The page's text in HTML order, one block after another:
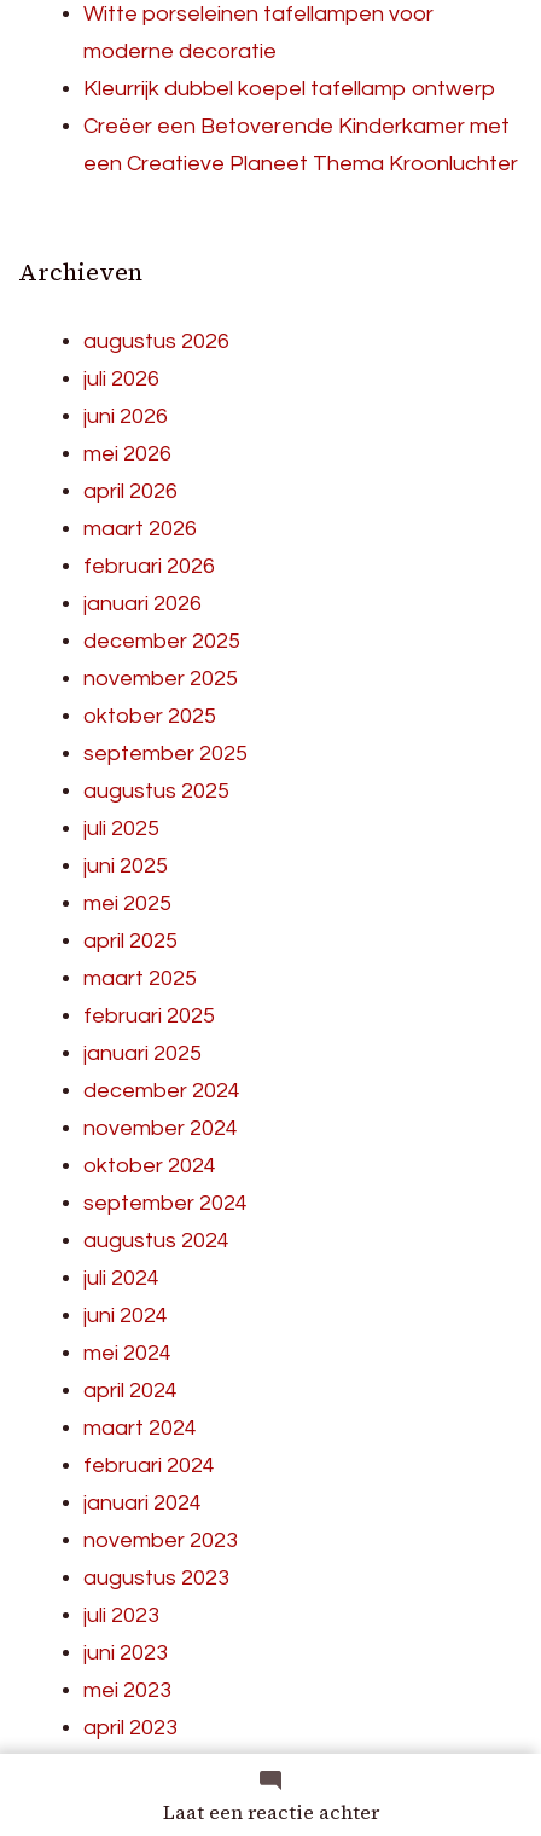
Laat een reactie achterop
Witte porseleinen tafellampen voor
moderne decoratie
Kleurrijk dubbel koepel tafellamp ontwerp
Creëer een Betoverende Kinderkamer met
een Creatieve Planeet Thema Kroonluchter
Archieven
augustus 2026
juli 2026
juni 2026
mei 2026
april 2026
maart 2026
februari 2026
januari 2026
december 2025
november 2025
oktober 2025
september 2025
augustus 2025
juli 2025
juni 2025
mei 2025
april 2025
maart 2025
februari 2025
januari 2025
december 2024
november 2024
oktober 2024
september 2024
augustus 2024
juli 2024
juni 2024
mei 2024
april 2024
maart 2024
februari 2024
januari 2024
november 2023
augustus 2023
juli 2023
juni 2023
mei 2023
april 2023
februari 2023